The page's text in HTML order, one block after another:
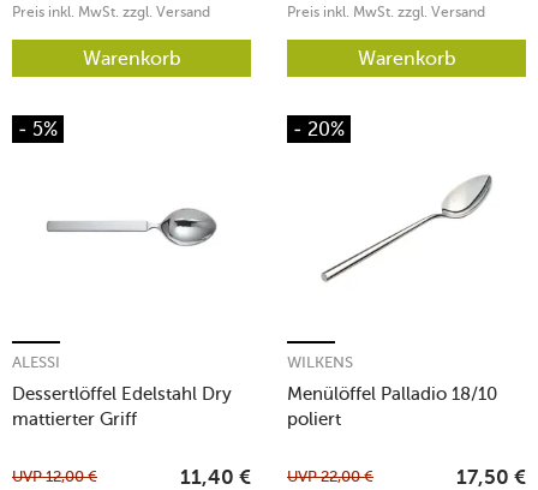
Preis inkl. MwSt. zzgl. Versand
Warenkorb
Preis inkl. MwSt. zzgl. Versand
Warenkorb
- 5%
Dessertlöffel Edelstahl Dry
mattierter Griff
ALESSI
UVP12,00 € 11,40 €
- 20%
Menülöffel Palladio 18/10
poliert
WILKENS
UVP22,00 € 17,50 €